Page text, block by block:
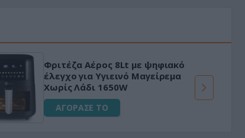
Φριτέζα Αέρος 8Lt με ψηφιακό
έλεγχο για Υγιεινό Μαγείρεμα
Χωρίς Λάδι 1650W
ΑΓΟΡΑΣΕ ΤΟ